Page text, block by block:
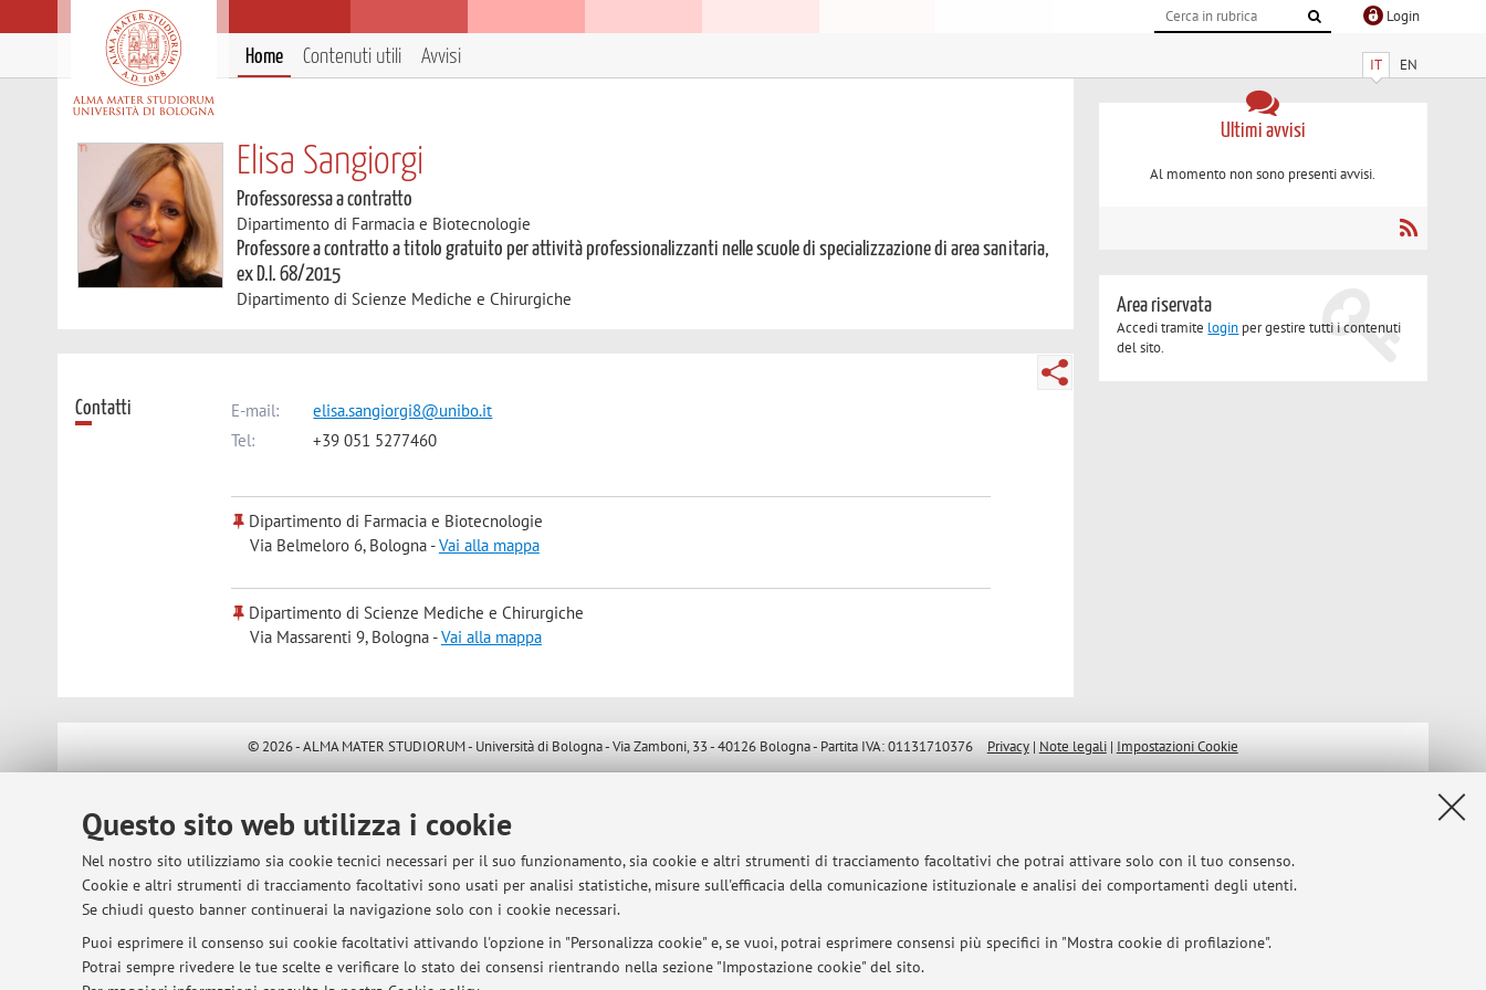
Questo sito web utilizza i cookie
Nel nostro sito utilizziamo sia cookie tecnici necessari per il suo funzionamento, sia cookie e altri strumenti di tracciamento facoltativi che potrai attivare solo con il tuo consenso.
Cookie e altri strumenti di tracciamento facoltativi sono usati per analisi statistiche, misure sull'efficacia della comunicazione istituzionale e analisi dei comportamenti degli utenti.
Se chiudi questo banner continuerai la navigazione solo con i cookie necessari.
Puoi esprimere il consenso sui cookie facoltativi attivando l'opzione in "Personalizza cookie" e, se vuoi, potrai esprimere consensi più specifici in "Mostra cookie di profilazione".
Potrai sempre rivedere le tue scelte e verificare lo stato dei consensi rientrando nella sezione "Impostazione cookie" del sito.
Login
IT EN
Home Contenuti utili Avvisi
Elisa Sangiorgi
Professoressa a contratto
Dipartimento di Farmacia e Biotecnologie
Professore a contratto a titolo gratuito per attività professionalizzanti nelle scuole di specializzazione di area sanitaria,
ex D.I. 68/2015
Dipartimento di Scienze Mediche e Chirurgiche
Contatti E-mail:
elisa.sangiorgi8@unibo.it
Tel:
+39 051 5277460
Dipartimento di Farmacia e Biotecnologie
Via Belmeloro 6, Bologna -Vai alla mappa
Dipartimento di Scienze Mediche e Chirurgiche
Via Massarenti 9, Bologna -Vai alla mappa
Ultimi avvisi
Al momento non sono presenti avvisi.
Area riservata
Accedi tramite login per gestire tutti i contenuti
del sito.
© 2026 - ALMA MATER STUDIORUM - Università di Bologna - Via Zamboni, 33 - 40126 Bologna - Partita IVA: 01131710376 Privacy| Note legali| Impostazioni Cookie